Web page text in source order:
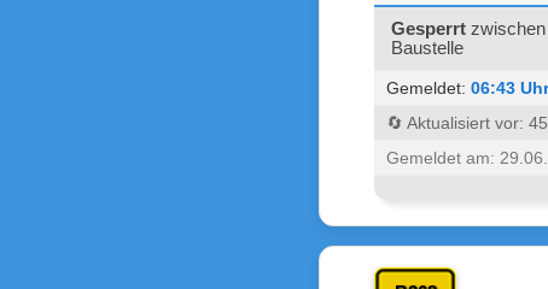
Gesperrt
Baustelle
Gemeldet: 06:43
🔄 Aktualisiert vor:
Gemeldet am: